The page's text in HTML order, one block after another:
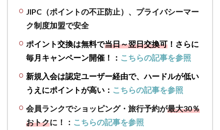
JIPC（ポイントの不正防止）、プライバシーマー
ク制度加盟で安全
ポイント交換は無料で当日～翌日交換可 ！さらに
毎月キャンペーン開催！： こちらの記事を参照
新規入会は認定ユーザー経由で、ハードルが低い
うえにポイントが高い： こちらの記事を参照
会員ランクでショッピング・旅行予約が最大30％
おトクに！： こちらの記事を参照